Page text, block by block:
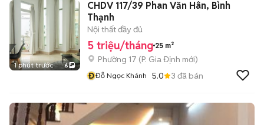
1 phút trước 6
CHDV 117/39 Phan Văn Hân, Bình
Thạnh
Nội thất đầy đủ
5 triệu/tháng 25 m²
Phường 17 (P. Gia Định mới)
ĐĐỗ Ngọc Khánh 5.0 3 đã bán